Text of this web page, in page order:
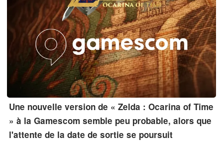
Une nouvelle version de « Zelda : Ocarina of Time
» à la Gamescom semble peu probable, alors que
l'attente de la date de sortie se poursuit